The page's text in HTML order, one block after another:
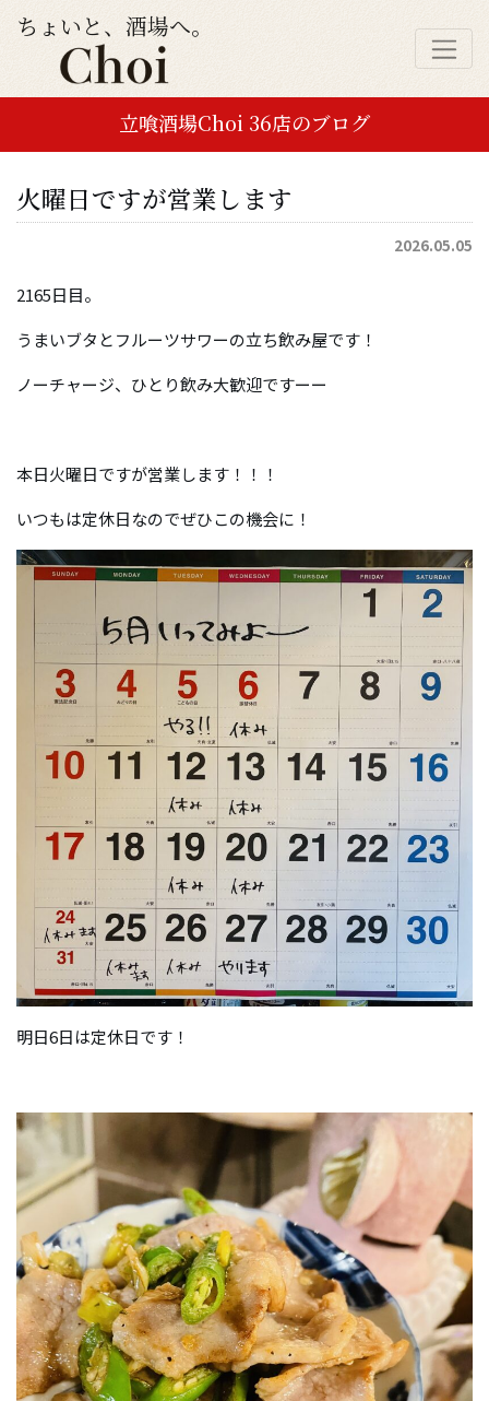
ちょいと、酒場へ。
立喰酒場Choi 36店のブログ
火曜日ですが営業します
2026.05.05
2165日目。
うまいブタとフルーツサワーの立ち飲み屋です！
ノーチャージ、ひとり飲み大歓迎ですーー
本日火曜日ですが営業します！！！
いつもは定休日なのでぜひこの機会に！
明日6日は定休日です！